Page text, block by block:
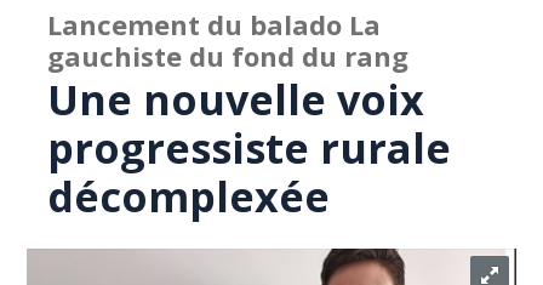
Lancement du balado La
gauchiste du fond du rang
Une nouvelle voix
progressiste rurale
décomplexée